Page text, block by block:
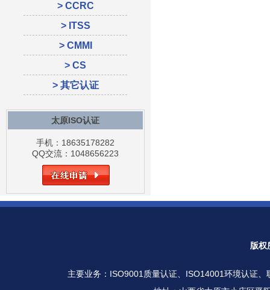
> CCRC
> ITSS
> CMMI
> CS
> 其它认证
太原ISO认证
手机：18635178282
QQ交流：1048656223
版权
主要业务： ISO9001质量认证 ISO14001环境认证